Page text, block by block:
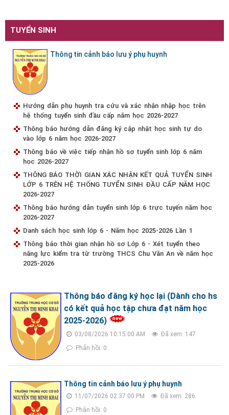
TUYỂN SINH
Thông tin cảnh báo lưu ý phụ huynh
Hướng dẫn phụ huynh tra cứu và xác nhận nhập học trên
hệ thống tuyển sinh đầu cấp năm học 2026-2027
Thông báo hướng dẫn đăng ký cập nhật học sinh tự do
vào lớp 6 năm học 2026-2027
Thông báo về việc tiếp nhận hồ sơ tuyển sinh lớp 6 năm
học 2026-2027
THÔNG BÁO THỜI GIAN XÁC NHẬN KẾT QUẢ TUYỂN SINH
LỚP 6 TRÊN HỆ THỐNG TUYỂN SINH ĐẦU CẤP NĂM HỌC
2026-2027
Thông báo hướng dẫn tuyển sinh lớp 6 trực tuyến năm học
2026-2027
Danh sách học sinh lớp 6 - Năm học 2025-2026 Lần 1
Thông báo thời gian nhận hồ sơ Lớp 6 - Xét tuyển theo
năng lực kiểm tra từ trường THCS Chu Văn An về năm học
2025-2026
Thông báo đăng ký học lại (Dành cho hs
có kết quả học tập chưa đạt năm học
2025-2026)
03/08/2026 10:15:00 AM
Đã xem: 147
Phản hồi: 0
Thông tin cảnh báo lưu ý phụ huynh
11/07/2026 02:37:00 PM
Đã xem: 286
Phản hồi: 0